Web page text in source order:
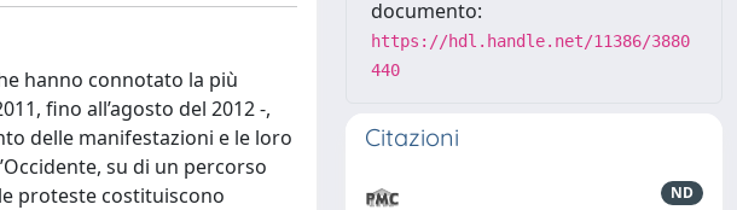
hanno connotato la più
fino all’agosto del 2012 -,
delle manifestazioni e le loro
su di un percorso
proteste costituiscono
documento:
https://hdl.handle.net/11386/3880
440
Citazioni
ND